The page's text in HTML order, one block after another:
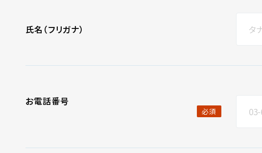
氏名（フリガナ）
お電話番号
必須